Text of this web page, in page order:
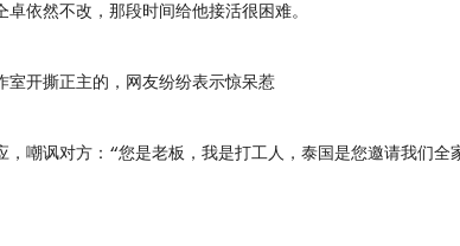
依然不改，那段时间给他接活很困难。
开撕正主的，网友纷纷表示惊呆惹
讽对方：“您是老板，我是打工人，泰国是您邀请我们全